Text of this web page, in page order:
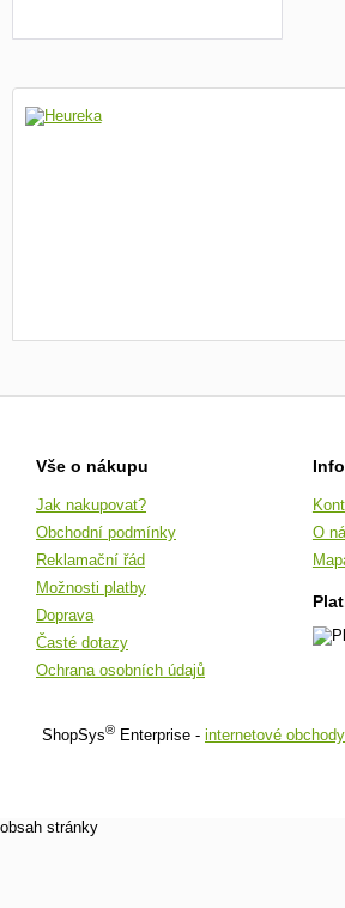
Vše o nákupu
Jak nakupovat?
Obchodní podmínky
Reklamační řád
Možnosti platby
Doprava
Časté dotazy
Ochrana osobních údajů
O
ShopSys® Enterprise - internetové obchody
obsah stránky